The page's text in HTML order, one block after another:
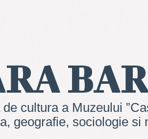
cultura a Muzeului
geografie, sociologie si